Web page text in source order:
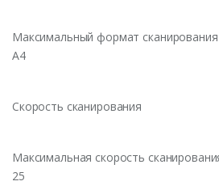
Максимальный формат сканирования
A4
Скорость сканирования
Максимальная скорость
25